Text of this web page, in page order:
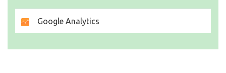
Google Analytics